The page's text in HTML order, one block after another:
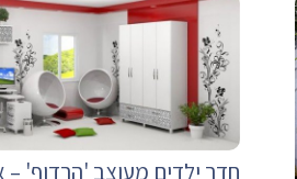
חדר ילדים מעוצב 'הרדוף' –